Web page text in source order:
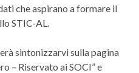
che aspirano a formare il
STIC-AL.
sintonizzarvi sulla pagina
– Riservato ai SOCI” e